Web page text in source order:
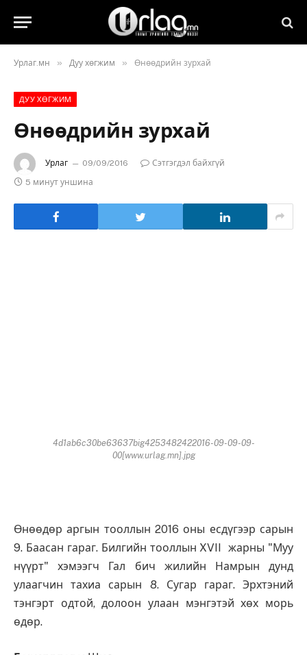
Урлаг.мн » Дуу хөгжим » Өнөөдрийн зурхай
ДУУ ХӨГЖИМ
Өнөөдрийн зурхай
Урлаг 09/09/2016
Сэтгэгдэл байхгүй
5 минут уншина
4d1ab6c30be63637big4253482422016-09-09-09-
00[www.urlag.mn].jpg
Өнөөдөр аргын тооллын 2016 оны есдүгээр сарын
9. Баасан гараг. Билгийн тооллын XVII жарны "Муу
нүүрт" хэмээгч Гал бич жилийн Намрын дунд
улаагчин тахиа сарын 8. Сугар гараг. Эрхтэний
тэнгэрт одтой, долоон улаан мэнгэтэй хөх морь
өдөр.